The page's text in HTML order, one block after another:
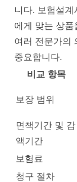
니다. 보험설
에게 맞는 상
여러 전문가의
중요합니다.
비교 항목
보장 범위
면책기간 및 감
액기간
보험료
청구 절차